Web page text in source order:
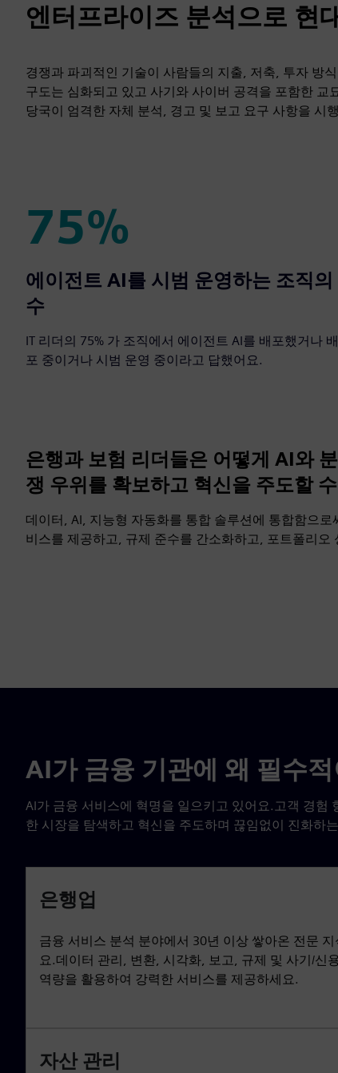
엔터프라이즈 분석으로 현
경쟁과 파괴적인 기술이 사람들의 지출, 저축, 투자 방
구도는 심화되고 있고 사기와 사이버 공격을 포함한
당국이 엄격한 자체 분석, 경고 및 보고 요구 사항을 시
75%
75%
에이전트 AI를 시범 운영하는 조직의
수
IT 리더의 75% 가 조직에서 에이전트 AI를 배포했거나 배
포 중이거나 시범 운영 중이라고 답했어요.
은행과 보험 리더들은 어떻게 AI와
쟁 우위를 확보하고 혁신을 주도할
데이터, AI, 지능형 자동화를 통합 솔루션에 통합함으
비스를 제공하고, 규제 준수를 간소화하고, 포트폴리
AI가 금융 기관에 왜 필수
AI가 금융 서비스에 혁명을 일으키고 있어요.고객 경험
한 시장을 탐색하고 혁신을 주도하며 끊임없이 진화하
은행업
금융 서비스 분석 분야에서 30년 이상 쌓아온 전문
요.데이터 관리, 변환, 시각화, 보고, 규제 및 사기/신
역량을 활용하여 강력한 서비스를 제공하세요.
자산 관리